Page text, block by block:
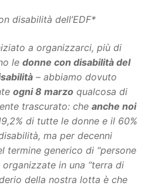
disabilità dell’EDF*
a organizzarci, più di
le donne con disabilità del
– abbiamo dovuto
ogni 8 marzo qualcosa di
trascurato: che anche noi
di tutte le donne e il 60%
ma per decenni
termine generico di “persone
in una “terra di
della nostra lotta è che